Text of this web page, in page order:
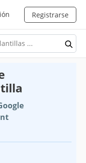
Registrarse